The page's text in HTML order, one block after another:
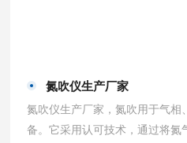
氮吹仪生产厂家
氮吹仪生产厂家，氮吹用于气相
备。它采用认可技术，通过将氮